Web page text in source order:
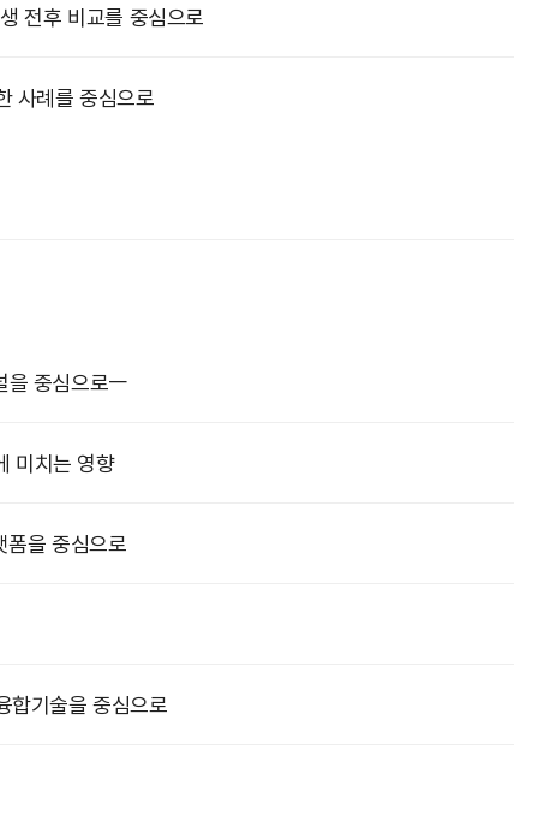
전후 비교를 중심으로
사례를 중심으로
을 중심으로ㅡ
미치는 영향
폼을 중심으로
합기술을 중심으로